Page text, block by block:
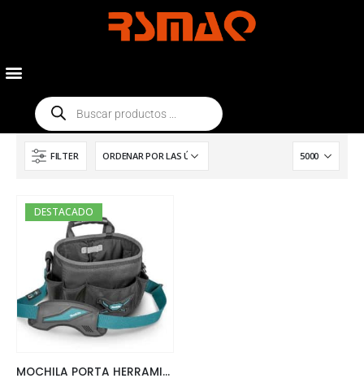
FILTER
DESTACADO
MOCHILA PORTA HERRAMIENTAS 3 BOLSILLOS